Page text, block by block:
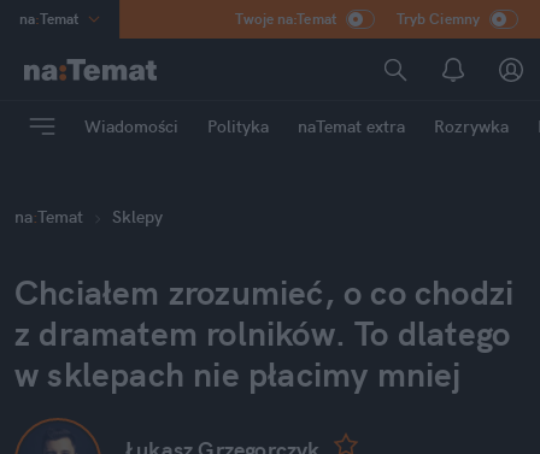
na:Temat
Poland
mama
Rozrywka
Twoje na:Temat Tryb Ciemny
Wiadomości Polityka naTemat extra Rozrywka
na:Temat Sklepy
Chciałem zrozumieć, o co chodzi
z dramatem rolników. To dlatego
w sklepach nie płacimy mniej